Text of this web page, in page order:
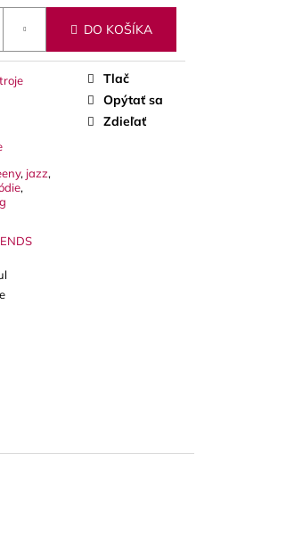
DO KOŠÍKA
, jazz,
,
Tlač
Opýtať sa
Zdieľať